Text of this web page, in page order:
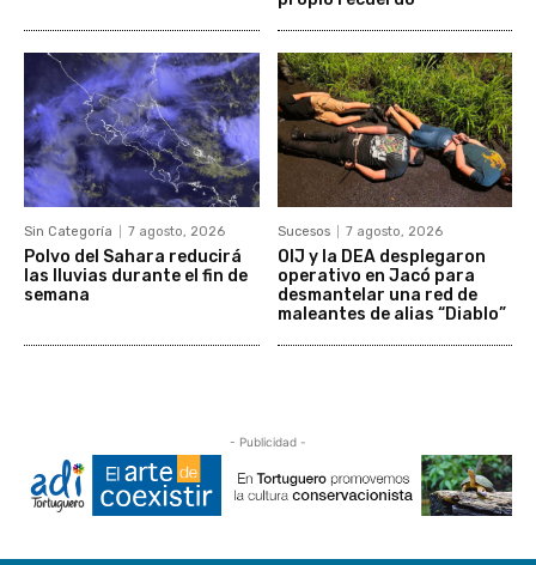
Sin Categoría 7 agosto, 2026
Polvo del Sahara reducirá
las lluvias durante el fin de
semana
Sucesos 7 agosto, 2026
OIJ y la DEA desplegaron
operativo en Jacó para
desmantelar una red de
maleantes de alias “Diablo”
- Publicidad -